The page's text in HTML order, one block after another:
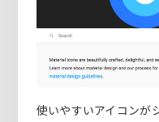
使いやすいアイコンが